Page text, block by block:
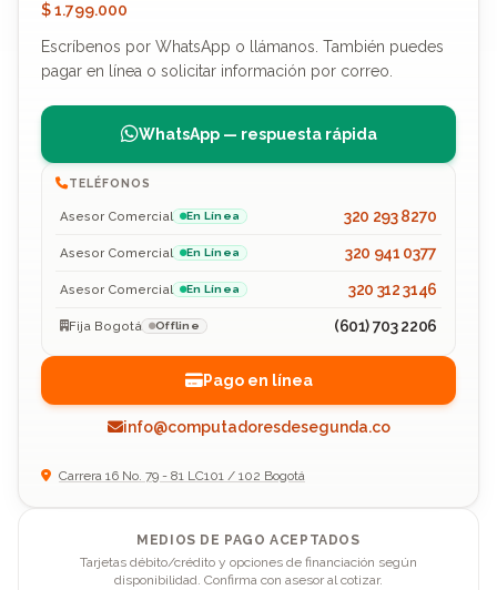
$ 1.799.000
Escríbenos por WhatsApp o llámanos. También puedes
pagar en línea o solicitar información por correo.
WhatsApp — respuesta rápida
TELÉFONOS
Asesor Comercial En Línea 320 293 8270
Asesor Comercial En Línea 320 941 0377
Asesor Comercial En Línea 320 312 3146
Fija Bogotá Offline (601) 703 2206
Pago en línea
info@computadoresdesegunda.co
Carrera 16 No. 79 - 81 LC101 / 102 Bogotá
MEDIOS DE PAGO ACEPTADOS
Tarjetas débito/crédito y opciones de financiación según
disponibilidad. Confirma con asesor al cotizar.